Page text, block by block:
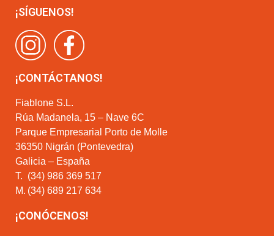
¡SÍGUENOS!
¡CONTÁCTANOS!
Fiablone S.L.
Rúa Madanela, 15 – Nave 6C
Parque Empresarial Porto de Molle
36350 Nigrán (Pontevedra)
Galicia – España
T. (34) 986 369 517
M. (34) 689 217 634
¡CONÓCENOS!